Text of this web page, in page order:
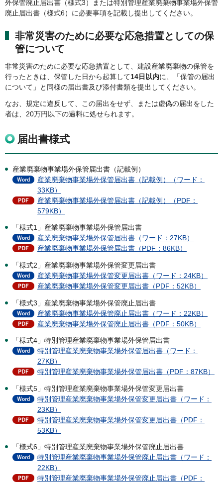
外保管廃止届出書（様式3）または特別管理産業廃棄物事業場外保管
廃止届出書（様式6）に必要事項を記載し提出してください。
非常災害のために必要な応急措置としての保
管について
非常災害のために必要な応急措置として、建設産業廃棄物の保管を
行ったときは、保管した日から起算して14日以内に、「保管の届出
について」と同様の届出書及び添付書類を提出してください。
なお、規定に違反して、この届出をせず、または虚偽の届出をした
者は、20万円以下の過料に処せられます。
届出書様式
産業廃棄物事業場外保管届出書（記載例）
産業廃棄物事業場外保管届出書（記載例）（ワード：
33KB）
産業廃棄物事業場外保管届出書（記載例）（PDF：
579KB）
「様式1」産業廃棄物事業場外保管届出書
産業廃棄物事業場外保管届出書（ワード：27KB）
産業廃棄物事業場外保管届出書（PDF：86KB）
「様式2」産業廃棄物事業場外保管変更届出書
産業廃棄物事業場外保管変更届出書（ワード：24KB）
産業廃棄物事業場外保管変更届出書（PDF：52KB）
「様式3」産業廃棄物事業場外保管廃止届出書
産業廃棄物事業場外保管廃止届出書（ワード：22KB）
産業廃棄物事業場外保管廃止届出書（PDF：50KB）
「様式4」特別管理産業廃棄物事業場外保管届出書
特別管理産業廃棄物事業場外保管届出書（ワード：
27KB）
特別管理産業廃棄物事業場外保管届出書（PDF：87KB）
「様式5」特別管理産業廃棄物事業場外保管変更届出書
特別管理産業廃棄物事業場外保管変更届出書（ワード：
23KB）
特別管理産業廃棄物事業場外保管変更届出書（PDF：
53KB）
「様式6」特別管理産業廃棄物事業場外保管廃止届出書
特別管理産業廃棄物事業場外保管廃止届出書（ワード：
22KB）
特別管理産業廃棄物事業場外保管廃止届出書（PDF：